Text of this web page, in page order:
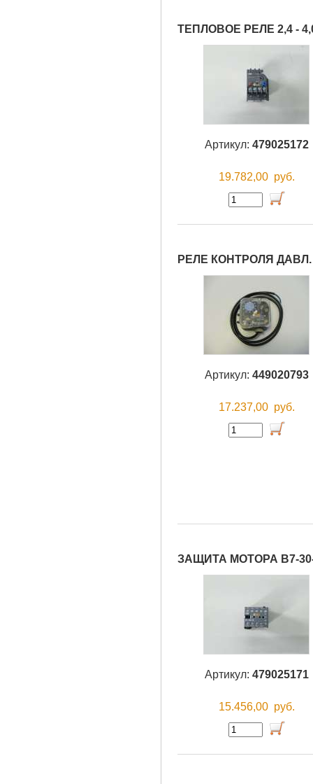
ТЕПЛОВОЕ РЕЛЕ 2,4 -
Артикул: 479025172
19.782,00 руб.
РЕЛЕ КОНТРОЛЯ ДАВЛ.
Артикул: 449020793
17.237,00 руб.
ЗАЩИТА МОТОРА B7-30-
Артикул: 479025171
15.456,00 руб.